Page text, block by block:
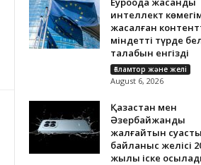
интеллект
жасалған
міндетті түрде
талабын енгізді
Ғаламтор және желі
August 6, 2026
Қазақстан мен
Әзербайжанды
жалғайтын суасты
байланыс желісі
жылы іске